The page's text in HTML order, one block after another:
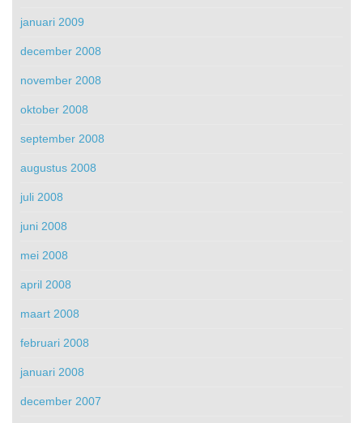
januari 2009
december 2008
november 2008
oktober 2008
september 2008
augustus 2008
juli 2008
juni 2008
mei 2008
april 2008
maart 2008
februari 2008
januari 2008
december 2007